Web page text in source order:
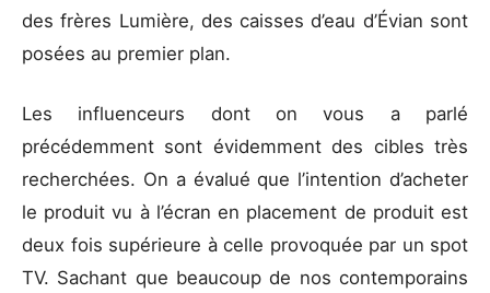
des frères Lumière, des caisses d’eau d’Évian sont
posées au premier plan.
Les influenceurs dont on vous a parlé
précédemment sont évidemment des cibles très
recherchées. On a évalué que l’intention d’acheter
le produit vu à l’écran en placement de produit est
deux fois supérieure à celle provoquée par un spot
TV. Sachant que beaucoup de nos contemporains